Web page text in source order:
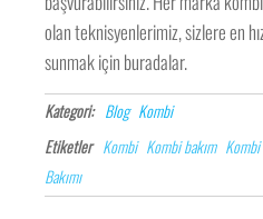
olan teknisyenlerimiz, sizlere en
sunmak için buradalar.
Kategori: Blog Kombi
Etiketler Kombi Kombi bakım Kombi
Bakımı